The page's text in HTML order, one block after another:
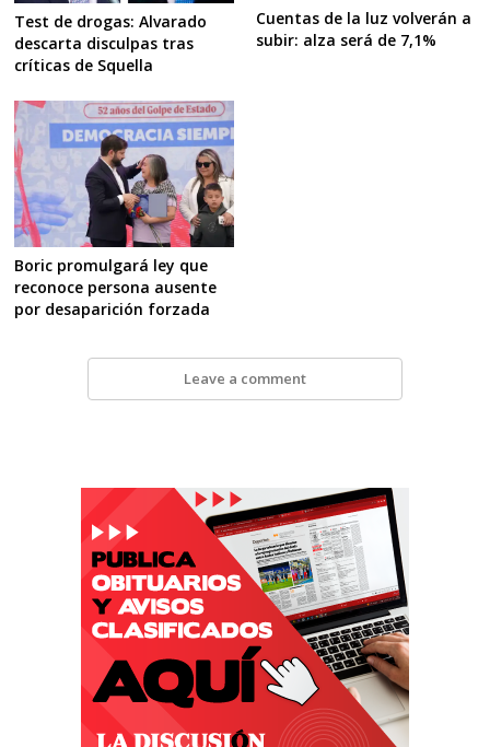
Test de drogas: Alvarado
descarta disculpas tras
críticas de Squella
Cuentas de la luz volverán a
subir: alza será de 7,1%
Boric promulgará ley que
reconoce persona ausente
por desaparición forzada
Leave a comment